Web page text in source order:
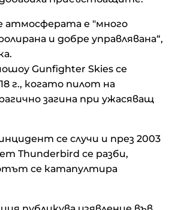
атмосферата е "много
и добре управлявана“,
Gunfighter Skies се
г., когато пилот на
загина при ужасяващ
се случи и през 2003
Thunderbird се разби,
се катапултира